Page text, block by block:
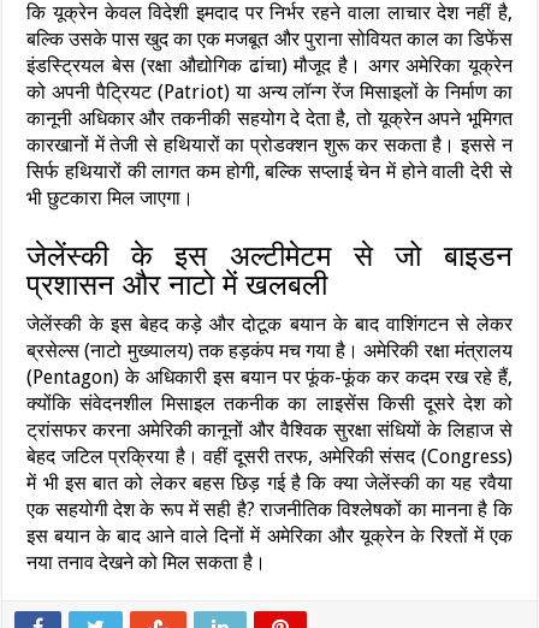
कि यूक्रेन केवल विदेशी इमदाद पर निर्भर रहने वाला लाचार देश नहीं है,
बल्कि उसके पास खुद का एक मजबूत और पुराना सोवियत काल का डिफेंस
इंडस्ट्रियल बेस (रक्षा औद्योगिक ढांचा) मौजूद है। अगर अमेरिका यूक्रेन
को अपनी पैट्रियट (Patriot) या अन्य लॉन्ग रेंज मिसाइलों के निर्माण का
कानूनी अधिकार और तकनीकी सहयोग दे देता है, तो यूक्रेन अपने भूमिगत
कारखानों में तेजी से हथियारों का प्रोडक्शन शुरू कर सकता है। इससे न
सिर्फ हथियारों की लागत कम होगी, बल्कि सप्लाई चेन में होने वाली देरी से
भी छुटकारा मिल जाएगा।
जेलेंस्की के इस अल्टीमेटम से जो बाइडन
प्रशासन और नाटो में खलबली
जेलेंस्की के इस बेहद कड़े और दोटूक बयान के बाद वाशिंगटन से लेकर
ब्रसेल्स (नाटो मुख्यालय) तक हड़कंप मच गया है। अमेरिकी रक्षा मंत्रालय
(Pentagon) के अधिकारी इस बयान पर फूंक-फूंक कर कदम रख रहे हैं,
क्योंकि संवेदनशील मिसाइल तकनीक का लाइसेंस किसी दूसरे देश को
ट्रांसफर करना अमेरिकी कानूनों और वैश्विक सुरक्षा संधियों के लिहाज से
बेहद जटिल प्रक्रिया है। वहीं दूसरी तरफ, अमेरिकी संसद (Congress)
में भी इस बात को लेकर बहस छिड़ गई है कि क्या जेलेंस्की का यह रवैया
एक सहयोगी देश के रूप में सही है? राजनीतिक विश्लेषकों का मानना है कि
इस बयान के बाद आने वाले दिनों में अमेरिका और यूक्रेन के रिश्तों में एक
नया तनाव देखने को मिल सकता है।